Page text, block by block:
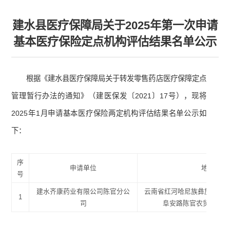
建水县医疗保障局关于2025年第一次申请
基本医疗保险定点机构评估结果名单公示
根据《建水县医疗保障局关于转发零售药店医疗保障定点
管理暂行办法的通知》（建医保发〔2021〕17号），现将
2025年1月申请基本医疗保险两定机构评估结果名单公示如
下：
序
号
申请单位 地址
1
建水齐康药业有限公司陈官分公
司
云南省红河哈尼族彝族自治
阜安路陈官农贸市场